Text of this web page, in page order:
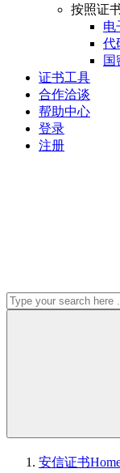
按照证
电
代
国
证书工具
合作洽谈
帮助中心
登录
注册
安信证书